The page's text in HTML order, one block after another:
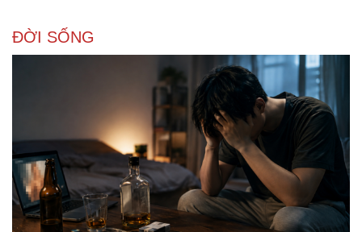
ĐỜI SỐNG